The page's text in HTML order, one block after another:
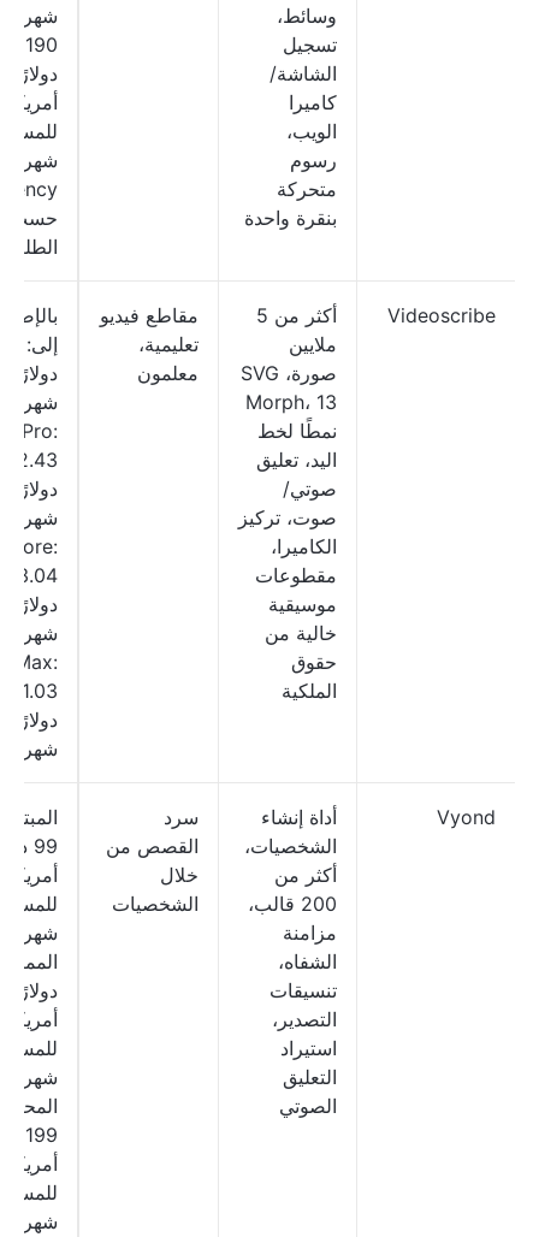
وسائط،
تسجيل
الشاشة/
كاميرا
الويب،
رسوم
متحركة
بنقرة واحدة
شهريًا؛
190
دولارًا
أمريكيًا
شهريًا؛
حسب
الطلب
Videoscribe
أكثر من 5
ملايين
صورة، SVG
Morph، 13
نمطًا لخط
اليد، تعليق
صوتي/
صوت، تركيز
الكاميرا،
مقطوعات
موسيقية
خالية من
حقوق
الملكية
مقاطع فيديو
تعليمية،
معلمون
دولارًا
شهريًا؛
22.43
دولارًا
شهريًا؛
Core:
33.04
دولارًا
شهريًا؛
Max:
41.03
دولارًا
شهريًا
Vyond
أداة إنشاء
الشخصيات،
أكثر من
200 قالب،
مزامنة
الشفاه،
تنسيقات
التصدير،
استيراد
التعليق
الصوتي
سرد
القصص من
خلال
الشخصيات
99
أمريكيًا
شهريًا؛
دولارًا
أمريكيًا
شهريًا؛
أمريكيًا
شهريًا؛